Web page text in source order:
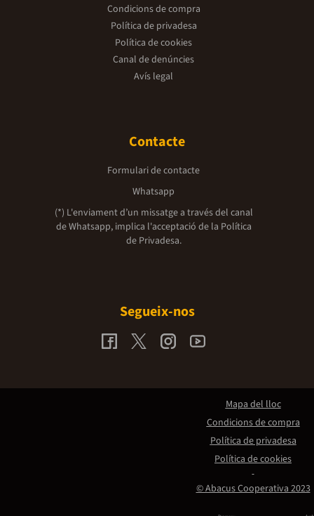
Condicions de compra
Política de privadesa
Política de cookies
Canal de denúncies
Avís legal
Contacte
Formulari de contacte
Whatsapp
(*) L'enviament d’un missatge a través del canal
de Whatsapp, implica l'acceptació de la Política
de Privadesa.
Segueix-nos
© Abacus Cooperativa 2023
Mapa del lloc
Condicions de compra
Política de privadesa
Política de cookies